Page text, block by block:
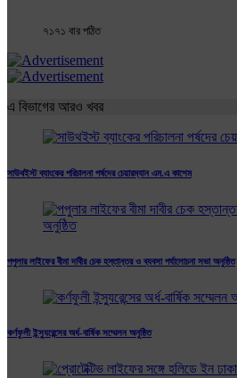
৭১৭১ বার পঠিত
এ বিভাগের আরও খবর
সাউথইস্ট ব্যাংকের পরিচালনা পর্ষদের চেয়ারম্যান এম.এ কাশেম
পপুলার লাইফের বীমা দাবীর চেক হস্তান্তর ও ব্যবসা পর্যালোচনা সভা অনুষ্ঠিত
কর্ণফুলী ইন্স্যুরেন্সের অর্ধ-বার্ষিক সম্মেলন অনুষ্ঠিত